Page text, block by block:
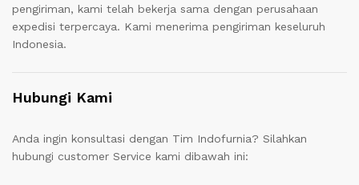
pengiriman, kami telah bekerja sama dengan perusahaan
expedisi terpercaya. Kami menerima pengiriman keseluruh
Indonesia.
Hubungi Kami
Anda ingin konsultasi dengan Tim Indofurnia? Silahkan
hubungi customer Service kami dibawah ini: